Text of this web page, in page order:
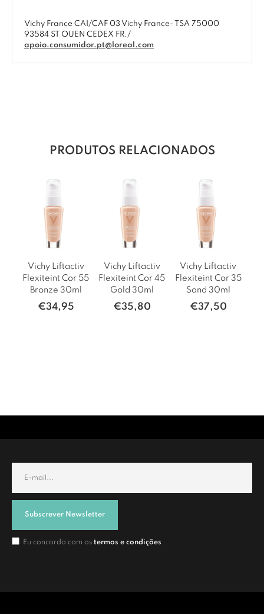
Vichy France CAI/CAF 03 Vichy France- TSA 75000
93584 ST OUEN CEDEX FR./
apoio.consumidor.pt@loreal.com
PRODUTOS RELACIONADOS
Vichy Liftactiv
Flexiteint Cor 55
Bronze 30ml
€34,95
Vichy Liftactiv
Flexiteint Cor 45
Gold 30ml
€35,80
Vichy Liftactiv
Flexiteint Cor 35
Sand 30ml
€37,50
Subscrever Newsletter
Eu concordo com os termos e condições